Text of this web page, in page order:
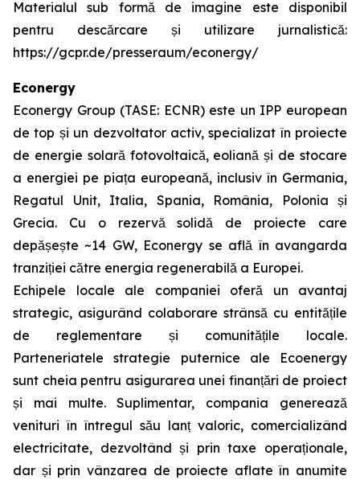
Materialul sub formă de imagine este disponibil
pentru descărcare și utilizare jurnalistică:
https://gcpr.de/presseraum/econergy/
Econergy
Econergy Group (TASE: ECNR) este un IPP european
de top și un dezvoltator activ, specializat în proiecte
de energie solară fotovoltaică, eoliană și de stocare
a energiei pe piața europeană, inclusiv în Germania,
Regatul Unit, Italia, Spania, România, Polonia și
Grecia. Cu o rezervă solidă de proiecte care
depășește ~14 GW, Econergy se află în avangarda
tranziției către energia regenerabilă a Europei.
Echipele locale ale companiei oferă un avantaj
strategic, asigurând colaborare strânsă cu entitățile
de reglementare și comunitățile locale.
Parteneriatele strategie puternice ale Ecoenergy
sunt cheia pentru asigurarea unei finanțări de proiect
și mai multe. Suplimentar, compania generează
venituri în întregul său lanț valoric, comercializând
electricitate, dezvoltând și prin taxe operaționale,
dar și prin vânzarea de proiecte aflate în anumite